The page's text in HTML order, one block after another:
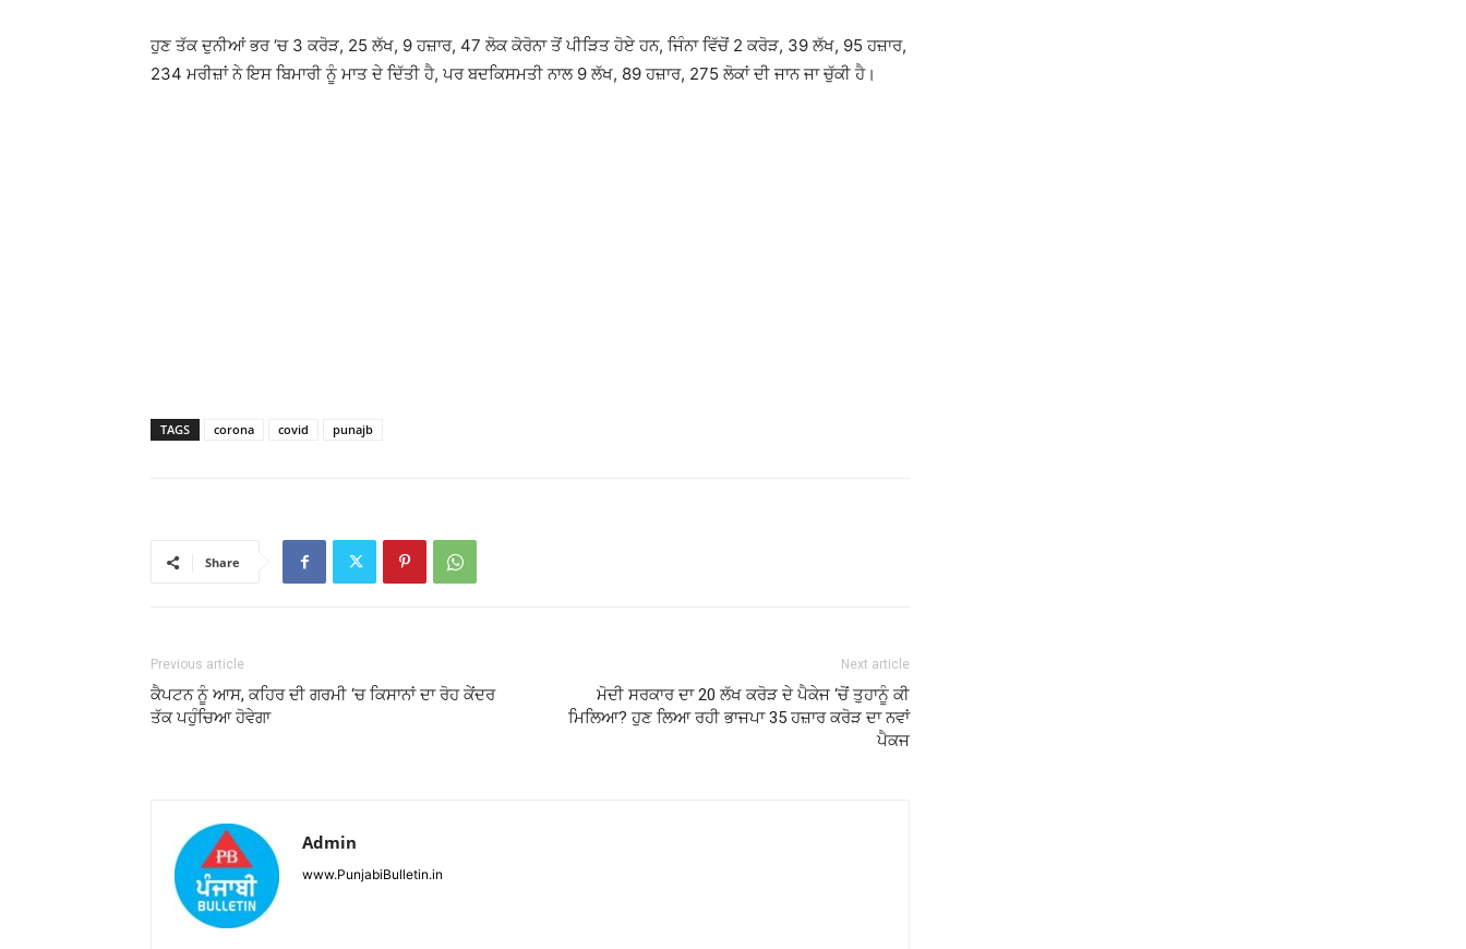
ਹੁਣ ਤੱਕ ਦੁਨੀਆਂ ਭਰ ‘ਚ 3 ਕਰੋੜ, 25 ਲੱਖ, 9 ਹਜ਼ਾਰ, 47 ਲੋਕ ਕੋਰੋਨਾ ਤੋਂ ਪੀੜਿਤ ਹੋਏ ਹਨ, ਜਿੰਨਾ ਵਿੱਚੋਂ 2 ਕਰੋੜ, 39 ਲੱਖ, 95 ਹਜ਼ਾਰ,
234 ਮਰੀਜ਼ਾਂ ਨੇ ਇਸ ਬਿਮਾਰੀ ਨੂੰ ਮਾਤ ਦੇ ਦਿੱਤੀ ਹੈ, ਪਰ ਬਦਕਿਸਮਤੀ ਨਾਲ 9 ਲੱਖ, 89 ਹਜ਼ਾਰ, 275 ਲੋਕਾਂ ਦੀ ਜਾਨ ਜਾ ਚੁੱਕੀ ਹੈ।
TAGS corona covid punajb
Share
Previous article
ਕੈਪਟਨ ਨੂੰ ਆਸ, ਕਹਿਰ ਦੀ ਗਰਮੀ ‘ਚ ਕਿਸਾਨਾਂ ਦਾ ਰੋਹ ਕੇਂਦਰ
ਤੱਕ ਪਹੁੰਚਿਆ ਹੋਵੇਗਾ
Next article
ਮੋਦੀ ਸਰਕਾਰ ਦਾ 20 ਲੱਖ ਕਰੋੜ ਦੇ ਪੈਕੇਜ ‘ਚੋਂ ਤੁਹਾਨੂੰ ਕੀ
ਮਿਲਿਆ? ਹੁਣ ਲਿਆ ਰਹੀ ਭਾਜਪਾ 35 ਹਜ਼ਾਰ ਕਰੋੜ ਦਾ ਨਵਾਂ
ਪੈਕਜ
Admin
www.PunjabiBulletin.in